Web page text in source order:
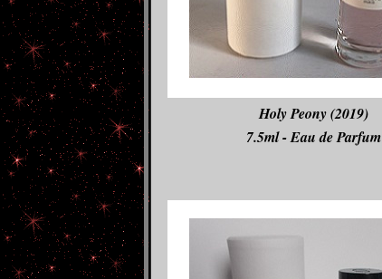
Holy Peony (2019)
7.5ml - Eau de Parfum